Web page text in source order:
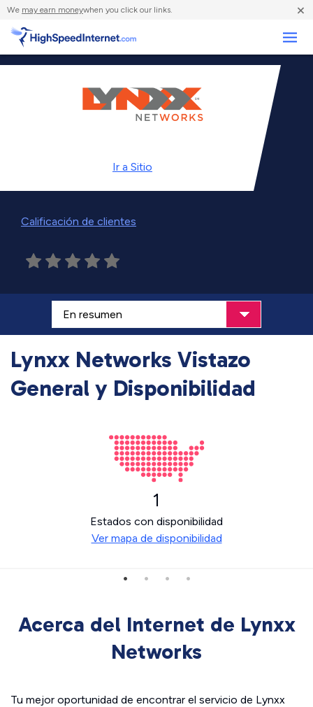
We may earn moneywhen you click our links. ×
Ir a Sitio
Calificación de clientes
Lynxx Networks Vistazo
General y Disponibilidad
1
Estados con disponibilidad
Ver mapa de disponibilidad
Acerca del Internet de Lynxx
Networks
Tu mejor oportunidad de encontrar el servicio de Lynxx